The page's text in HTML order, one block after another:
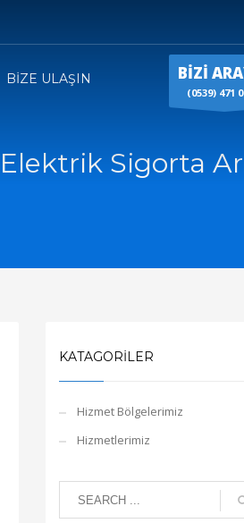
BİZE ULAŞIN BİZİ
(0539) 471
Sigorta
KATAGORILER
Hizmet Bölgelerimiz
Hizmetlerimiz